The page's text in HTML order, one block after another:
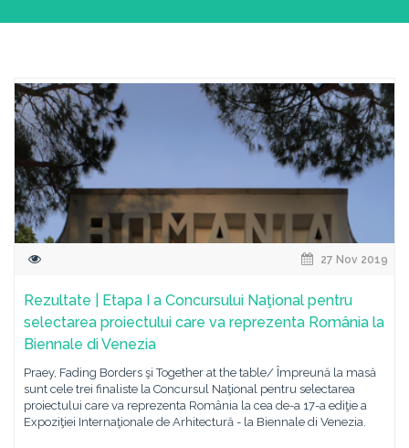
27 Nov 2019
Rezultate | Etapa I a Concursului Naţional pentru
selectarea proiectului care va reprezenta România la
Biennale di Venezia
Praey, Fading Borders şi Together at the table/ Împreună la masă
sunt cele trei finaliste la Concursul Naţional pentru selectarea
proiectului care va reprezenta România la cea de-a 17-a ediţie a
Expoziţiei Internaţionale de Arhitectură - la Biennale di Venezia.